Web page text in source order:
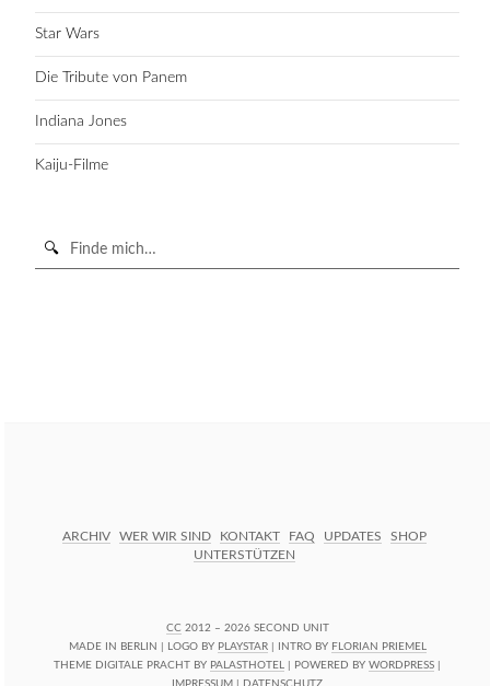
Star Wars
Die Tribute von Panem
Indiana Jones
Kaiju-Filme
Suche
ARCHIV WER WIR SIND KONTAKT FAQ UPDATES
SHOP
UNTERSTÜTZEN
CC 2012 – 2026 SECOND UNIT
MADE IN BERLIN | LOGO BY PLAYSTAR| INTRO BY FLORIAN PRIEMEL
THEME DIGITALE PRACHT BY PALASTHOTEL | POWERED BY WORDPRESS